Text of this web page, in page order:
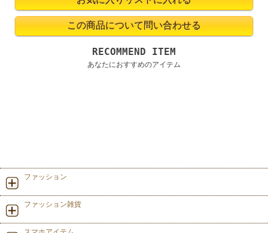
RECOMMEND ITEM
あなたにおすすめのアイテム
ファッション
ファッション雑貨